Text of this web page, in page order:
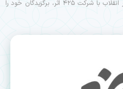
سیزدهمین جشنواره داستان و شعر انقلاب با شرکت ۴۲۵ اثر، برگزیدگان خود را